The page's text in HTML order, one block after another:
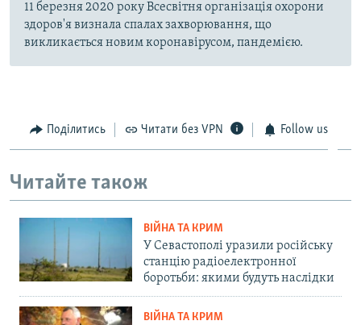
11 березня 2020 року Всесвітня організація охорони
здоров'я визнала спалах захворювання, що
викликається новим коронавірусом, пандемією.
Поділитись Читати без VPN Follow us
Читайте також
ВІЙНА ТА КРИМ
У Севастополі уразили російську
станцію радіоелектронної
боротьби: якими будуть наслідки
ВІЙНА ТА КРИМ